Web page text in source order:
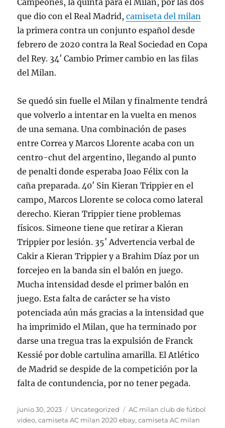
Campeones, la quinta para el Milan, por las dos
que dio con el Real Madrid,camiseta del milan
la primera contra un conjunto español desde
febrero de 2020 contra la Real Sociedad en Copa
del Rey. 34′ Cambio Primer cambio en las filas
del Milan.
Se quedó sin fuelle el Milan y finalmente tendrá
que volverlo a intentar en la vuelta en menos
de una semana. Una combinación de pases
entre Correa y Marcos Llorente acaba con un
centro-chut del argentino, llegando al punto
de penalti donde esperaba Joao Félix con la
caña preparada. 40′ Sin Kieran Trippier en el
campo, Marcos Llorente se coloca como lateral
derecho. Kieran Trippier tiene problemas
físicos. Simeone tiene que retirar a Kieran
Trippier por lesión. 35′ Advertencia verbal de
Cakir a Kieran Trippier y a Brahim Díaz por un
forcejeo en la banda sin el balón en juego.
Mucha intensidad desde el primer balón en
juego. Esta falta de carácter se ha visto
potenciada aún más gracias a la intensidad que
ha imprimido el Milan, que ha terminado por
darse una tregua tras la expulsión de Franck
Kessié por doble cartulina amarilla. El Atlético
de Madrid se despide de la competición por la
falta de contundencia, por no tener pegada.
Publicado
el
junio 30, 2023 Categorías
Uncategorized Etiquetas
AC milan club de fútbol
video,camiseta AC milan 2020 ebay,camiseta AC milan